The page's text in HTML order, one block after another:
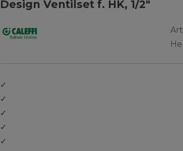
Design Ventilset f. HK, 1/2"
✓
✓
✓
✓
✓